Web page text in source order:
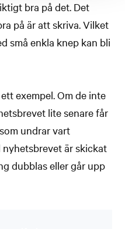
bra på det. Det
på är att skriva. Vilket
små enkla knep kan bli
exempel. Om de inte
lite senare får
undrar vart
nyhetsbrevet är skickat
dubblas eller går upp